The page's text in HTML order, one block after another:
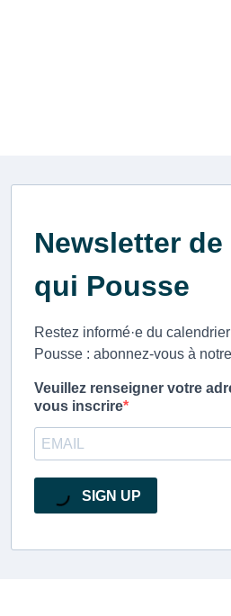
Newsletter
qui Pousse
Restez informé·e du
Pousse : abonnez-vous à
Veuillez renseigner votre
vous inscrire
SIGN UP